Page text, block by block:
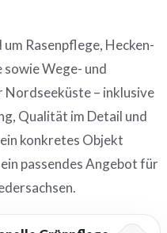
Rasenpflege, Hecken-
Wege- und
Nordseeküste – inklusive
Qualität im Detail und
konkretes Objekt
passendes Angebot für